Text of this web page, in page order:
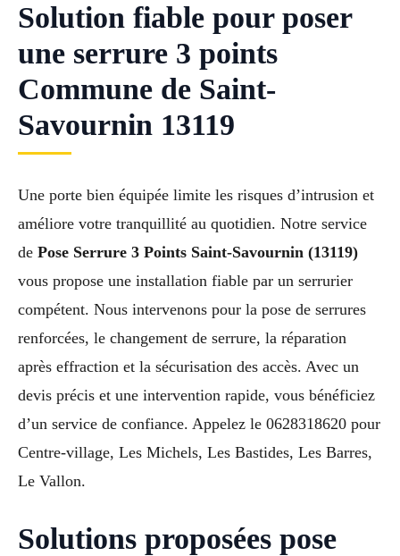
Solution fiable pour poser
une serrure 3 points
Commune de Saint-
Savournin 13119
Une porte bien équipée limite les risques d’intrusion et
améliore votre tranquillité au quotidien. Notre service
de Pose Serrure 3 Points Saint-Savournin (13119)
vous propose une installation fiable par un serrurier
compétent. Nous intervenons pour la pose de serrures
renforcées, le changement de serrure, la réparation
après effraction et la sécurisation des accès. Avec un
devis précis et une intervention rapide, vous bénéficiez
d’un service de confiance. Appelez le 0628318620 pour
Centre-village, Les Michels, Les Bastides, Les Barres,
Le Vallon.
Solutions proposées pose